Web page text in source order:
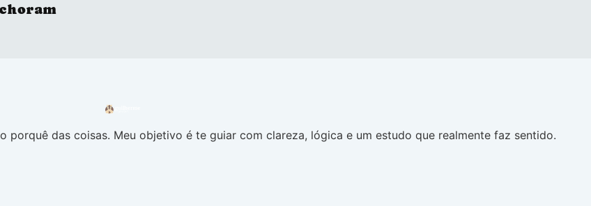
porquê das coisas. Meu objetivo é te guiar com clareza, lógica e um estudo que realmente faz sentido.